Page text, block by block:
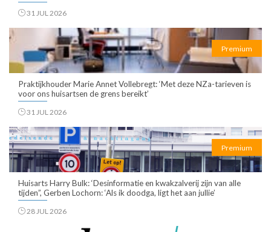
31 JUL 2026
Premium
Praktijkhouder Marie Annet Vollebregt: ‘Met deze NZa-tarieven is
voor ons huisartsen de grens bereikt’
31 JUL 2026
Premium
Huisarts Harry Bulk: ‘Desinformatie en kwakzalverij zijn van alle
tijden”, Gerben Lochorn: ‘Als ik doodga, ligt het aan jullie’
28 JUL 2026